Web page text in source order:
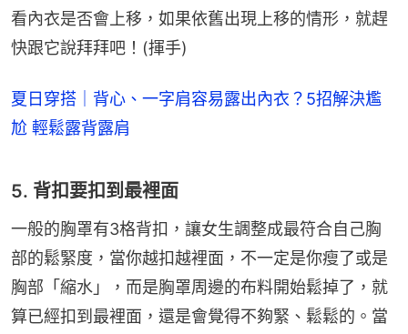
看內衣是否會上移，如果依舊出現上移的情形，就趕
快跟它說拜拜吧！(揮手)
夏日穿搭｜背心、一字肩容易露出內衣？5招解決尷
尬 輕鬆露背露肩
5. 背扣要扣到最裡面
一般的胸罩有3格背扣，讓女生調整成最符合自己胸
部的鬆緊度，當你越扣越裡面，不一定是你瘦了或是
胸部「縮水」，而是胸罩周邊的布料開始鬆掉了，就
算已經扣到最裡面，還是會覺得不夠緊、鬆鬆的。當